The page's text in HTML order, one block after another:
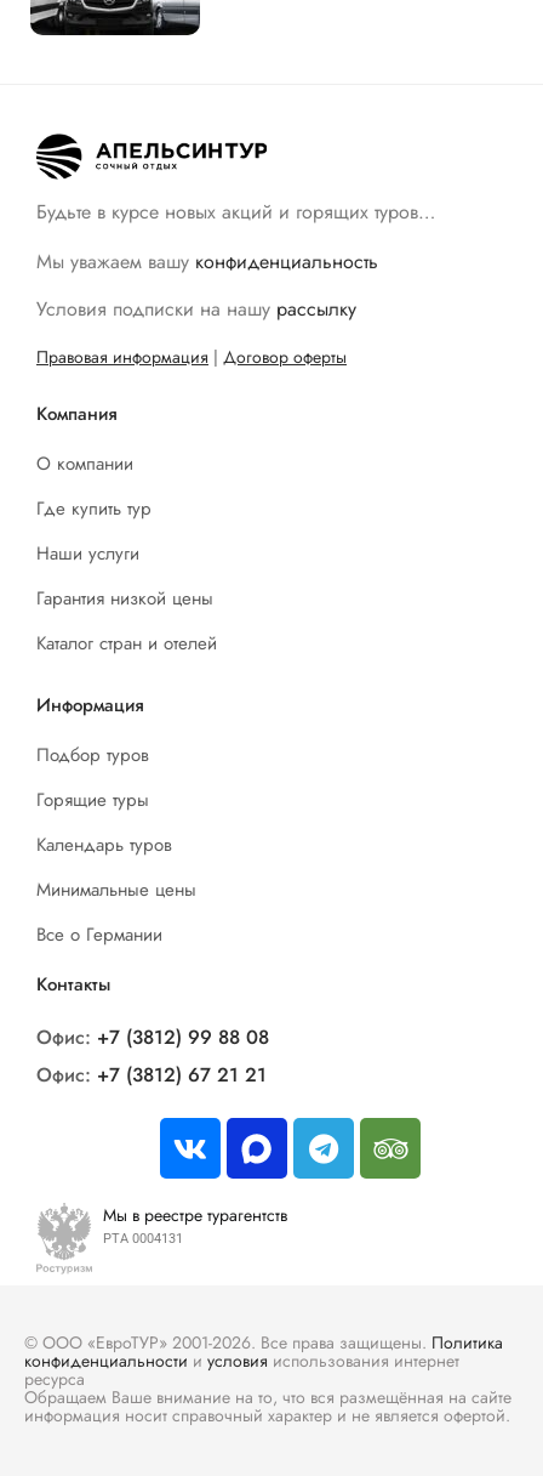
Будьте в курсе новых акций и горящих туров…
Мы уважаем вашу конфиденциальность
Условия подписки на нашу рассылку
Правовая информация | Договор оферты
Компания
О компании
Где купить тур
Наши услуги
Гарантия низкой цены
Каталог стран и отелей
Информация
Подбор туров
Горящие туры
Календарь туров
Минимальные цены
Все о Германии
Контакты
Офис: +7 (3812) 99 88 08
Офис: +7 (3812) 67 21 21
Мы в реестре турагентств
РТА 0004131
© ООО «ЕвроТУР» 2001-2026. Все права защищены. Политика
конфиденциальности и условия использования интернет
ресурса
Обращаем Ваше внимание на то, что вся размещённая на сайте
информация носит справочный характер и не является офертой.